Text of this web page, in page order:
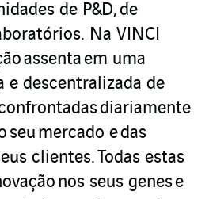
de P&D,de
Na VINCI
assentaem uma
e descentralizada de
diariamente
seu mercado edas
clientes.Todas estas
nos seus genese